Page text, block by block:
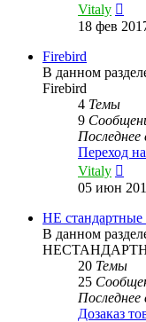
Vitaly
к
18 фев
Firebird
В данном
Firebird
4 Темы
9
Последнее
Переход
Vitaly
к
05 июн
НЕ стандартные
В данном
20 Темы
25
Последнее
Дозаказ